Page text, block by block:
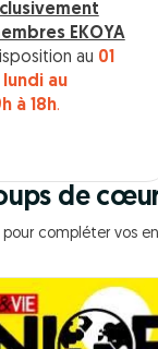
EKOYA
au 01
lundi au
à 18h.
de
pour compléter vos